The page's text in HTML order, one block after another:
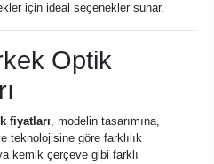
için ideal seçenekler sunar.
Optik
fiyatları, modelin tasarımına,
teknolojisine göre farklılık
kemik çerçeve gibi farklı